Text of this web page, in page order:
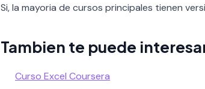
Si, la mayoria de cursos principales tienen
Tambien te puede
Curso Excel Coursera